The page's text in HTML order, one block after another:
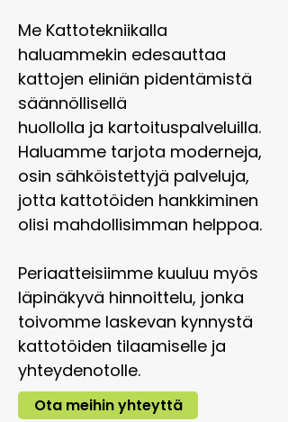
Me Kattotekniikalla
haluammekin edesauttaa
kattojen eliniän pidentämistä
säännöllisellä
huollolla ja kartoituspalveluilla.
Haluamme tarjota moderneja,
osin sähköistettyjä palveluja,
jotta kattotöiden hankkiminen
olisi mahdollisimman helppoa.
Periaatteisiimme kuuluu myös
läpinäkyvä hinnoittelu, jonka
toivomme laskevan kynnystä
kattotöiden tilaamiselle ja
yhteydenotolle.
Ota meihin yhteyttä